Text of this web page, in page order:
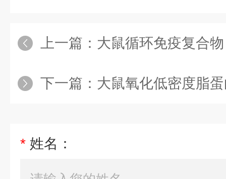
上一篇： 大鼠循环免疫复合物
下一篇： 大鼠氧化低密度脂蛋白
* 姓名：